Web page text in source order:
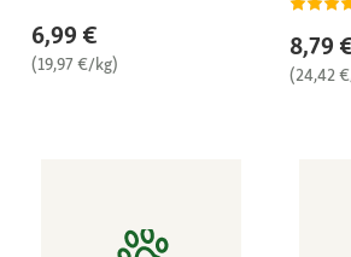
6,99 €
(19,97 €/kg)
8,79
(24,42